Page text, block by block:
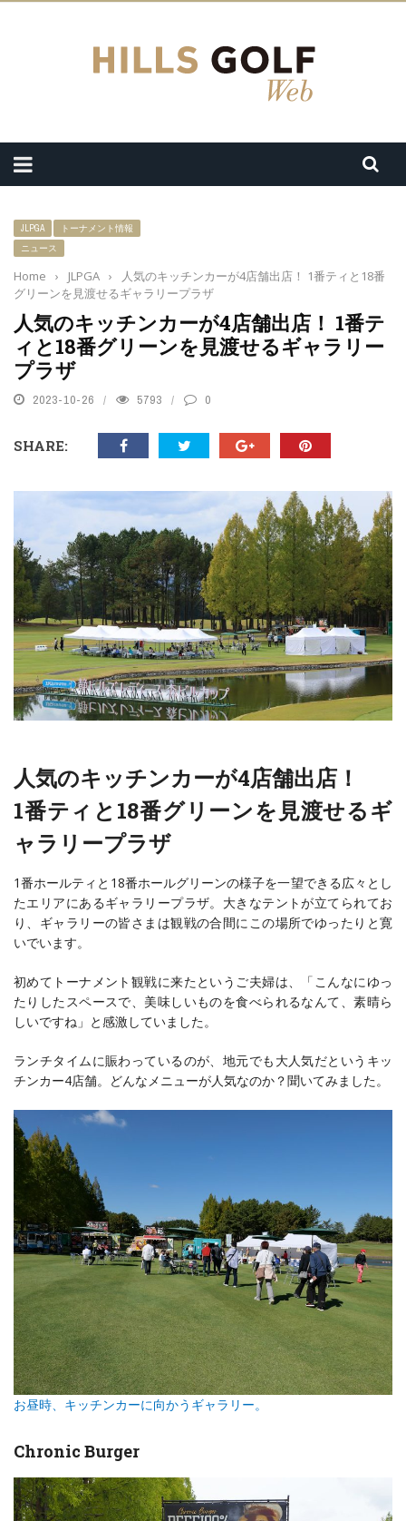
JLPGA
トーナメント情報
ニュース
Home › JLPGA ›
人気のキッチンカーが4店舗出店！ 1番ティと18番
グリーンを見渡せるギャラリープラザ
人気のキッチンカーが4店舗出店！ 1番テ
ィと18番グリーンを見渡せるギャラリー
プラザ
2023-10-26 5793 0
SHARE:
人気のキッチンカーが4店舗出店！
1番ティと18番グリーンを見渡せるギ
ャラリープラザ
1番ホールティと18番ホールグリーンの様子を一望できる広々とし
たエリアにあるギャラリープラザ。大きなテントが立てられてお
り、ギャラリーの皆さまは観戦の合間にこの場所でゆったりと寛
いでいます。
初めてトーナメント観戦に来たというご夫婦は、「こんなにゆっ
たりしたスペースで、美味しいものを食べられるなんて、素晴ら
しいですね」と感激していました。
ランチタイムに賑わっているのが、地元でも大人気だというキッ
チンカー4店舗。どんなメニューが人気なのか？聞いてみました。
お昼時、キッチンカーに向かうギャラリー。
Chronic Burger